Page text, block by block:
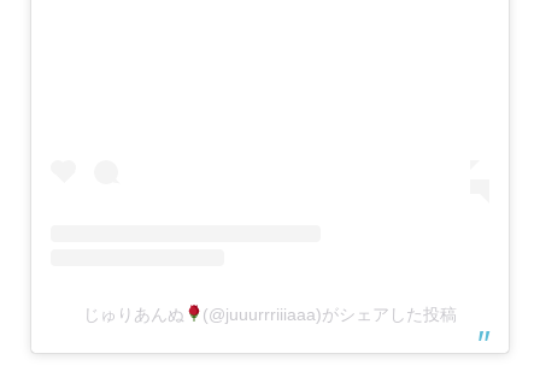
じゅりあんぬ (@juuurrriiiaaa)がシェアした投稿